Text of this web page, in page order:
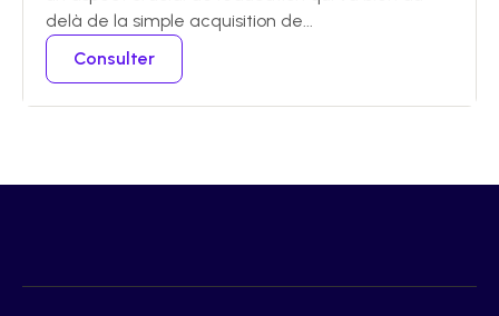
delà de la simple acquisition de...
Consulter